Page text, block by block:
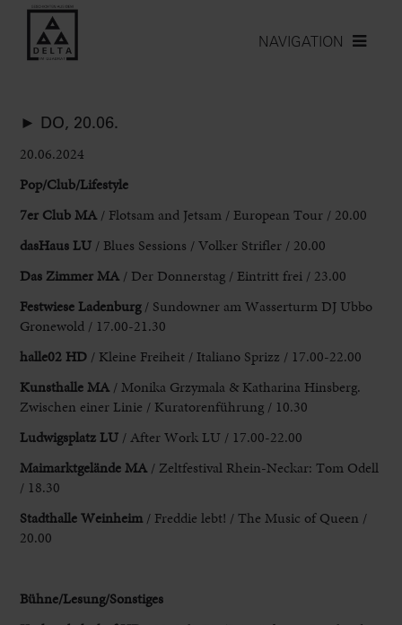
NAVIGATION
► DO, 20.06.
20.06.2024
Pop/Club/Lifestyle
7er ClubMA / Flotsam and Jetsam / European Tour / 20.00
dasHaus LU / Blues Sessions / Volker Strifler / 20.00
Das Zimmer MA / Der Donnerstag / Eintrittfrei / 23.00
Festwiese Ladenburg/ Sundowner am Wasserturm DJ Ubbo
Gronewold / 17.00-21.30
halle02 HD / Kleine Freiheit / Italiano Sprizz / 17.00-22.00
Kunsthalle MA / Monika Grzymala & Katharina Hinsberg.
Zwischen einer Linie / Kuratorenführung / 10.30
Ludwigsplatz LU / After Work LU / 17.00-22.00
Maimarktgelände MA / Zeltfestival Rhein-Neckar: Tom Odell
/ 18.30
Stadthalle Weinheim / Freddie lebt! / The Music of Queen /
20.00
Bühne/Lesung/Sonstiges